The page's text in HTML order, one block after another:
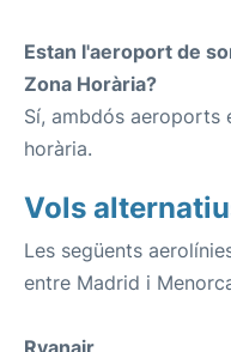
Estan l'aeroport de
Zona Horària?
Sí, ambdós aeroports
horària.
Vols
Les següents
entre Madrid i
Ryanair